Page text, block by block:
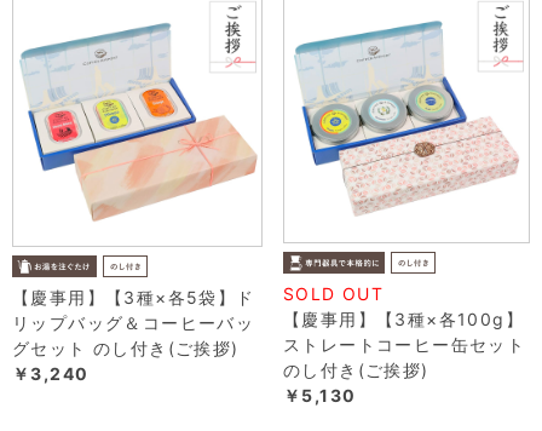
【慶事用】【3種×各5袋】ド
リップバッグ＆コーヒーバッ
グセット のし付き(ご挨拶)
￥3,240
SOLD OUT
【慶事用】【3種×各100g】
ストレートコーヒー缶セット
のし付き(ご挨拶)
￥5,130